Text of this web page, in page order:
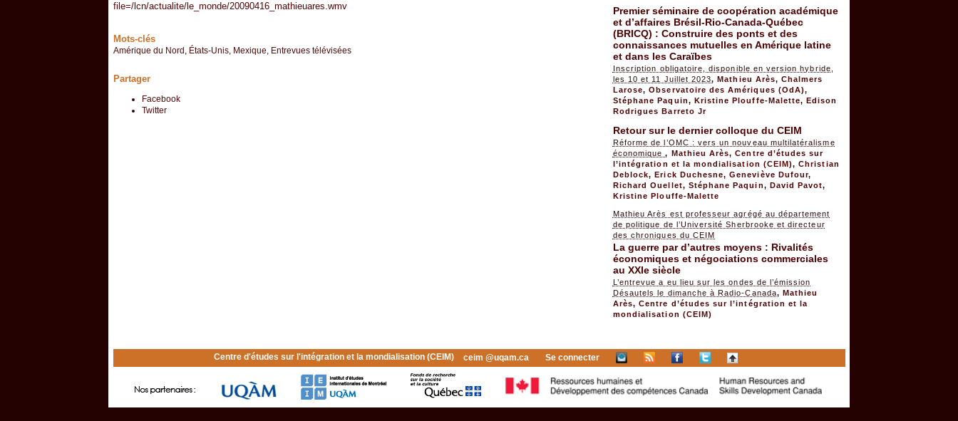
file=/lcn/actualite/le_monde/20090416_mathieuares.wmv
Mots-clés
Amérique du Nord États-Unis, Mexique Entrevues télévisées
Partager
Facebook
Twitter
Premier séminaire de coopération académique
et d’affaires Brésil-Rio-Canada-Québec
(BRICQ) : Construire des ponts et des
connaissances mutuelles en Amérique latine
et dans les Caraïbes
Inscription obligatoire, disponible en version hybride,
les 10 et 11 Juillet 2023,Mathieu Arès,Chalmers
Larose,Observatoire des Amériques (OdA),
Stéphane Paquin, Kristine Plouffe-Malette,Edison
Rodrigues Barreto Jr
Retour sur le dernier colloque du CEIM
Réforme de l’OMC : vers un nouveau multilatéralisme
économique, Mathieu Arès,Centre d’études sur
l’intégration et la mondialisation (CEIM),Christian
Deblock,Erick Duchesne,Geneviève Dufour,
Richard Ouellet, Stéphane Paquin, David Pavot,
Kristine Plouffe-Malette
Mathieu Arès est professeur agrégé au département
de politique de l’Université Sherbrooke et directeur
des chroniques du CEIM
La guerre par d’autres moyens : Rivalités
économiques et négociations commerciales
au XXIe siècle
L’entrevue a eu lieu sur les ondes de l’émission
Désautels le dimanche à Radio-Canada, Mathieu
Arès,Centre d’études sur l’intégration et la
mondialisation (CEIM)
Centre d'études sur l'intégration et la mondialisation (CEIM) ceim @uqam.ca Se connecter